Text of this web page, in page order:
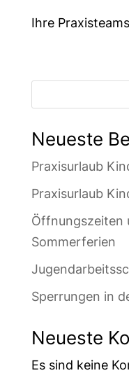
Ihre Praxisteams
Neueste
Praxisurlaub
Praxisurlaub
Öffnungszeiten
Sommerferien
Sperrungen in
Neueste
Es sind keine